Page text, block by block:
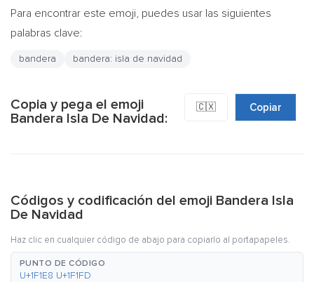
Para encontrar este emoji, puedes usar las siguientes
palabras clave:
bandera bandera: isla de navidad
Copia y pega el emoji
Bandera Isla De Navidad:
🇨🇽 Copiar
Códigos y codificación del emoji Bandera Isla
De Navidad
Haz clic en cualquier código de abajo para copiarlo al portapapeles.
PUNTO DE CÓDIGO
U+1F1E8 U+1F1FD